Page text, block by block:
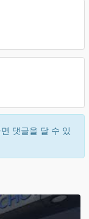
댓글을 달 수 있